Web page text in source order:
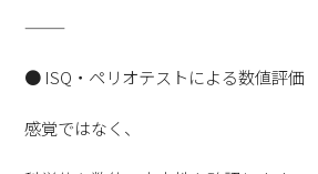
⸻
● ISQ・ペリオテストによる数値評価
感覚ではなく、